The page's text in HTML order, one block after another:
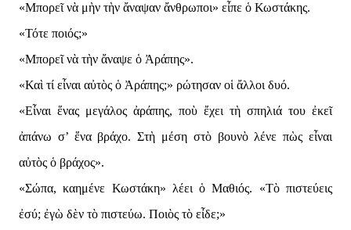
«Μπορεῖ νὰ μὴν τὴν ἄναψαν ἄνθρωποι» εἶπε ὁ Κωστάκης.
«Τότε ποιός;»
«Μπορεῖ νὰ τὴν ἄναψε ὁ Ἀράπης».
«Καὶ τί εἶναι αὐτὸς ὁ Ἀράπης;» ρώτησαν οἱ ἄλλοι δυό.
«Εἶναι ἕνας μεγάλος ἀράπης, ποὺ ἔχει τὴ σπηλιά του ἐκεῖ
ἀπάνω σ’ ἕνα βράχο. Στὴ μέση στὸ βουνὸ λένε πὼς εἶναι
αὐτὸς ὁ βράχος».
«Σώπα, καημένε Κωστάκη» λέει ὁ Μαθιός. «Τὸ πιστεύεις
ἐσύ; ἐγὼ δὲν τὸ πιστεύω. Ποιὸς τὸ εἶδε;»